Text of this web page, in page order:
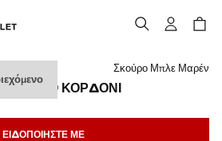
ΛΙΝΌ ΚΟΡΔΌΝΙ
€ ]
Σκούρο Μπλε Μαρέν
ΕΙΔΟΠΟΙΉΣΤΕ ΜΕ